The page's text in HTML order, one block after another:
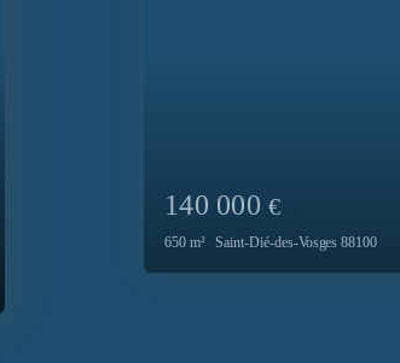
59 000 €
200m² Bruyères 88600